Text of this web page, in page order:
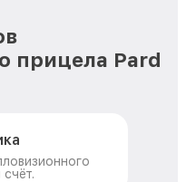
прицела Pard